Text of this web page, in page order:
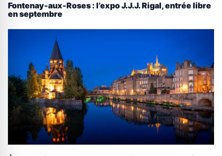
Fontenay-aux-Roses : l’expo J.J.J. Rigal, entrée libre
en septembre